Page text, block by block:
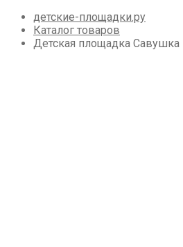
Детские
База
Детские
детские-площадки.ру
Каталог товаров
Детская площадка Савушка